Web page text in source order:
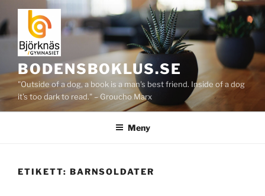
Hoppa
till
innehåll
BODENSBOKLUS.SE
"Outside of a dog, a book is a man's best friend. Inside of a dog
it's too dark to read." – Groucho Marx
Meny
ETIKETT: BARNSOLDATER